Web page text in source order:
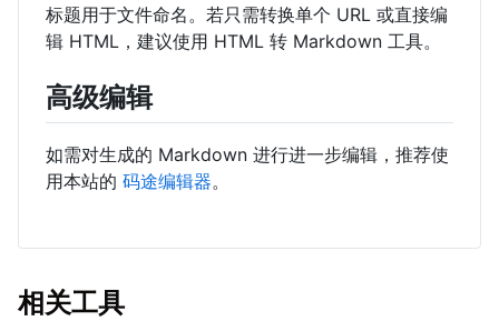
标题用于文件命名。若只需转换单个 URL 或直接编
辑 HTML，建议使用 HTML 转 Markdown 工具。
高级编辑
如需对生成的 Markdown 进行进一步编辑，推荐使
用本站的 码途编辑器。
相关工具